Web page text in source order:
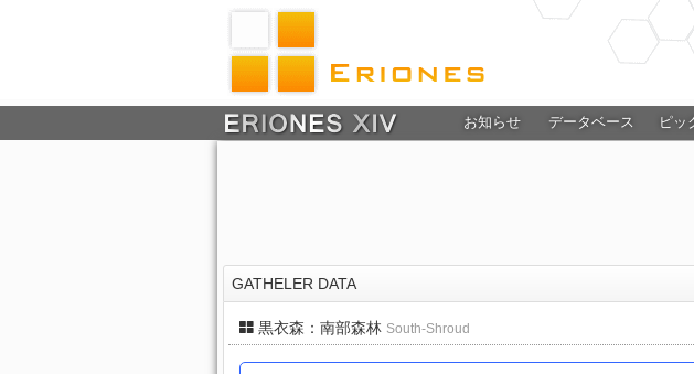
お知らせ データベース ピッ
GATHELER DATA
黒衣森：南部森林 South-Shroud